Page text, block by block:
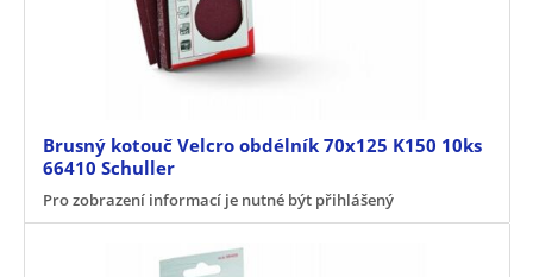
Brusný kotouč Velcro obdélník 70x125 K150 10ks
66410 Schuller
Pro zobrazení informací je nutné být přihlášený